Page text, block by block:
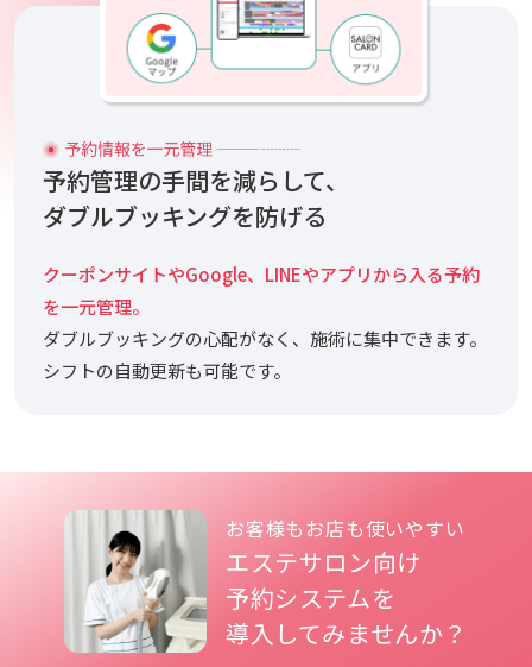
予約管理の手間を減らして、
ダブルブッキングを防げる
クーポンサイトやGoogle、LINEやアプリから入る予約
を一元管理。
ダブルブッキングの心配がなく、施術に集中できます。
シフトの自動更新も可能です。
お客様もお店も使いやすい
エステサロン向け
予約システムを
導入してみませんか？